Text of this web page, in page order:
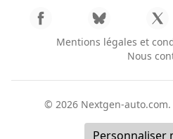
Mentions légales et
Nous
© 2026 Nextgen-auto.com
Personnaliser